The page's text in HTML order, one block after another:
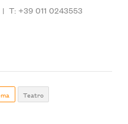
| T: +39 011 0243553
Teatro